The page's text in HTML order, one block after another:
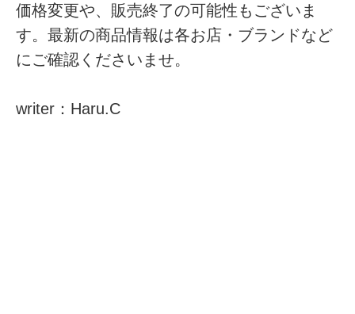
価格変更や、販売終了の可能性もございま
す。最新の商品情報は各お店・ブランドなど
にご確認くださいませ。
writer：Haru.C